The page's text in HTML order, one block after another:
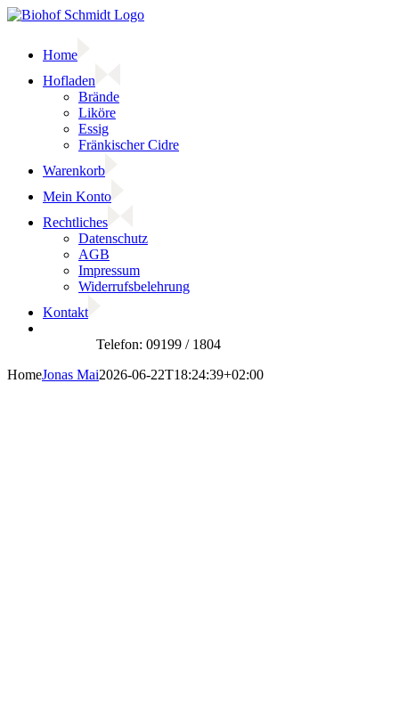
Zum
Home
Hofladen
Brände
Liköre
Essig
Fränkischer Cidre
Warenkorb
Mein Konto
Rechtliches
Datenschutz
AGB
Impressum
Widerrufsbelehrung
Kontakt
Facebook
HomeJonas Mai2026-06-22T18:24:39+02:00